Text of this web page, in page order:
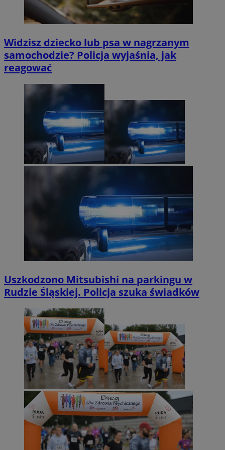
Widzisz dziecko lub psa w nagrzanym
samochodzie? Policja wyjaśnia, jak
reagować
Uszkodzono Mitsubishi na parkingu w
Rudzie Śląskiej. Policja szuka świadków